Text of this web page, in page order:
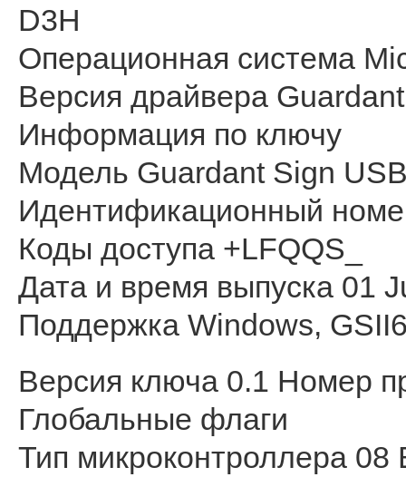
D3H
Операционная система
Версия драйвера
Информация по ключу
Модель Guardant Sign
Идентификационный
Коды доступа +LFQQS_
Дата и время выпуска 01
Поддержка Windows,
Версия ключа 0.1 Номер
Глобальные флаги
Тип микроконтроллера 08